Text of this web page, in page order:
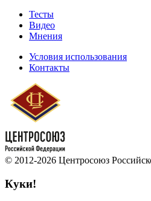
Тесты
Видео
Мнения
Условия использования
Контакты
© 2012-2026 Центросоюз
Куки!